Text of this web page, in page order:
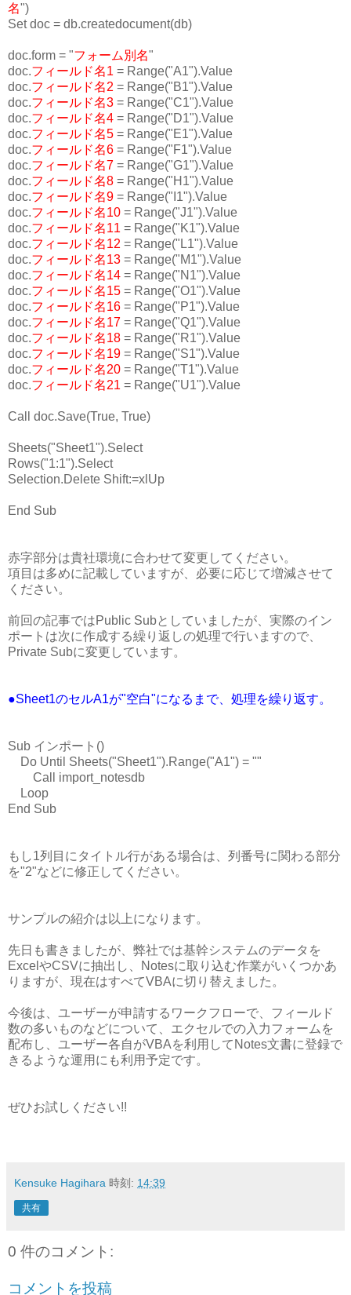
名")
Set doc = db.createdocument(db)
doc.form = "フォーム別名"
doc.フィールド名1 = Range("A1").Value
doc.フィールド名2 = Range("B1").Value
doc.フィールド名3 = Range("C1").Value
doc.フィールド名4 = Range("D1").Value
doc.フィールド名5 = Range("E1").Value
doc.フィールド名6 = Range("F1").Value
doc.フィールド名7 = Range("G1").Value
doc.フィールド名8 = Range("H1").Value
doc.フィールド名9 = Range("I1").Value
doc.フィールド名10 = Range("J1").Value
doc.フィールド名11 = Range("K1").Value
doc.フィールド名12 = Range("L1").Value
doc.フィールド名13 = Range("M1").Value
doc.フィールド名14 = Range("N1").Value
doc.フィールド名15 = Range("O1").Value
doc.フィールド名16 = Range("P1").Value
doc.フィールド名17 = Range("Q1").Value
doc.フィールド名18 = Range("R1").Value
doc.フィールド名19 = Range("S1").Value
doc.フィールド名20 = Range("T1").Value
doc.フィールド名21 = Range("U1").Value
Call doc.Save(True, True)
Sheets("Sheet1").Select
Rows("1:1").Select
Selection.Delete Shift:=xlUp
End Sub
赤字部分は貴社環境に合わせて変更してください。
項目は多めに記載していますが、必要に応じて増減させて
ください。
前回の記事ではPublic Subとしていましたが、実際のイン
ポートは次に作成する繰り返しの処理で行いますので、
Private Subに変更しています。
●Sheet1のセルA1が"空白"になるまで、処理を繰り返す。
Sub インポート()
Do Until Sheets("Sheet1").Range("A1") = ""
Call import_notesdb
Loop
End Sub
もし1列目にタイトル行がある場合は、列番号に関わる部分
を"2"などに修正してください。
サンプルの紹介は以上になります。
先日も書きましたが、弊社では基幹システムのデータを
ExcelやCSVに抽出し、Notesに取り込む作業がいくつかあ
りますが、現在はすべてVBAに切り替えました。
今後は、ユーザーが申請するワークフローで、フィールド
数の多いものなどについて、エクセルでの入力フォームを
配布し、ユーザー各自がVBAを利用してNotes文書に登録で
きるような運用にも利用予定です。
ぜひお試しください!!
Kensuke Hagihara 時刻: 14:39
共有
0 件のコメント:
コメントを投稿